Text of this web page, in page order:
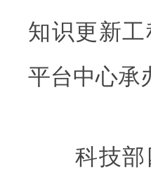
知识更新
平台中心承
科技部四